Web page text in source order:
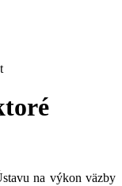
na výkon väzby